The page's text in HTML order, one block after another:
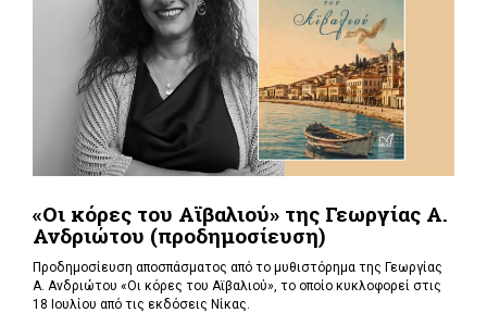
«Οι κόρες του Αϊβαλιού» της Γεωργίας Α.
Ανδριώτου (προδημοσίευση)
Προδημοσίευση αποσπάσματος από το μυθιστόρημα της Γεωργίας
Α. Ανδριώτου «Οι κόρες του Αϊβαλιού», το οποίο κυκλοφορεί στις
18 Ιουλίου από τις εκδόσεις Νίκας.